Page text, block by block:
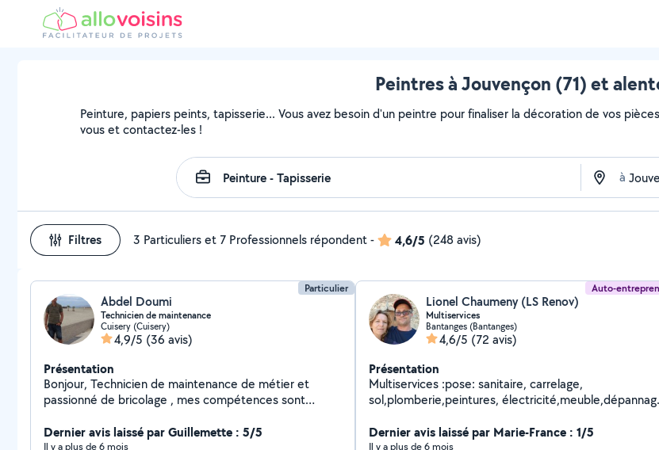
Peintres à Jouvençon (71) et
Peinture, papiers peints, tapisserie... Vous avez besoin d'un peintre pour finaliser la décoration de vos
vous et contactez-les !
à
Filtres 3 Particuliers et 7 Professionnels répondent- 4,6/5 (248 avis)
Particulier
Abdel Doumi
Technicien de maintenance
Cuisery (Cuisery)
4,9/5 (36 avis)
Présentation
Bonjour, Technicien de maintenance de métier et
passionné de bricolage , mes compétences sont
automobile ... J'espère pouvoir vous aider.
Dernier avis laissé par Guillemette : 5/5
Il y a plus de 6 mois
Auto-
Lionel Chaumeny (LS Renov)
Multiservices
Bantanges (Bantanges)
4,6/5 (72 avis)
Présentation
Multiservices :pose: sanitaire, carrelage,
sol,plomberie,peintures,
pas dans la liste n'hésitez pas à me contacter
Dernier avis laissé par Marie-France : 1/5
Il y a plus de 6 mois